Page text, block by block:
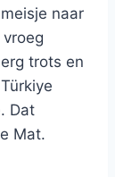
naar
vroeg
erg trots en
Dat
Mat.